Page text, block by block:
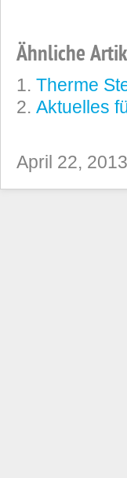
Ähnliche
Therme
Aktuelles
April 22,